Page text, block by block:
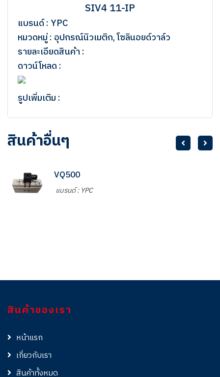
SIV4 11-IP
แบรนด์ : YPC
หมวดหมู่ : อุปกรณ์นิวเมติก, โซลินอยด์วาล์ว
รายละเอียดสินค้า :
ดาวน์โหลด :
รูปเพิ่มเติม :
สินค้าอื่นๆ
VQ500
แบรนด์ : YPC
สินค้าของเรา
หน้าแรก
เกี่ยวกับเรา
สินค้าทั้งหมด